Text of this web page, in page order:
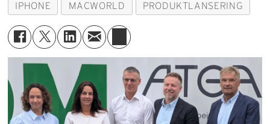
IPHONE MACWORLD PRODUKTLANSERING